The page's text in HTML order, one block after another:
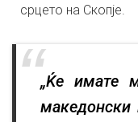
срцето на Скопје.
„Ќе имате
македонски